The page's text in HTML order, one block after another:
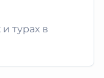
турах в